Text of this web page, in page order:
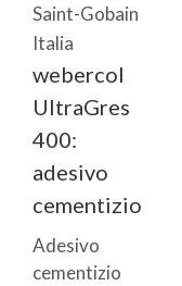
Saint-Gobain
Italia
webercol
UltraGres
400:
adesivo
cementizio
Adesivo
cementizio